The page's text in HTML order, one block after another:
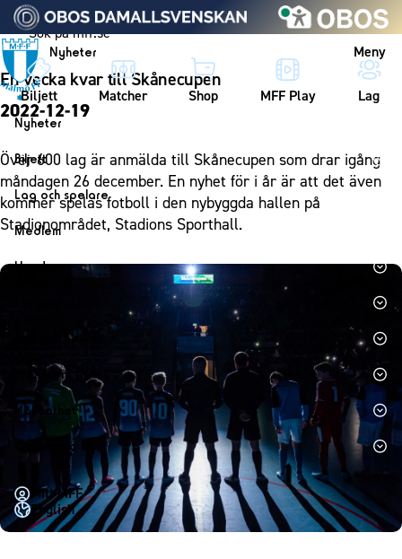
Vidare till innehållet
Nyheter Meny
Biljett Matcher Shop MFF Play Lag
Nyheter
Nyheter
Kalender
Biljett
Biljett
Årskort herr
Biljetter till bortamatcher
Biljettvillkor
Lag och spelare
Lag
Damlaget
Spelare
Ledarstab
Medlem
Medlemskap i Malmö FF
Ungdom
Sommarfotboll
Fotbollsskolan
Fotbollsnätverket
P19
F19
P17
F17
Bli företagspartner
Nätverket
Klubbstolar
Partner dam
Eleda Stadion
Eleda Stadion
Erics Bar & Restaurang
Matchdag på Eleda Stadion
MFF-museet & rundvandringar
1910 Event
1910 Event
Fest & Event
Konferens
Möte
Mässa
Hållbarhet
Hållbarhet
Himmelsblå framtid – en match för miljön
MFF i samhället
Laget för alla
Om Malmö FF
Om Malmö FF
Kontakt
Press och media
Mitt MFF
English
En vecka kvar till Skånecupen
2022-12-19
Över 600 lag är anmälda till Skånecupen som drar igång
måndagen 26 december. En nyhet för i år är att det även
kommer spelas fotboll i den nybyggda hallen på
Stadionområdet, Stadions Sporthall.